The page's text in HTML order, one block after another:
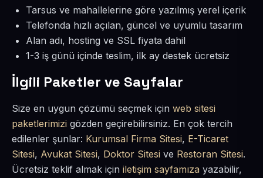
Tarsus ve mahallelerine göre yazılmış yerel içerik
Telefonda hızlı açılan, güncel ve uyumlu tasarım
Alan adı, hosting ve SSL fiyata dahil
1-3 iş günü içinde teslim, ilk ay destek ücretsiz
İlgili Paketler ve Sayfalar
Size en uygun çözümü seçmek için web sitesi
paketlerimizi gözden geçirebilirsiniz. En çok tercih
edilenler şunlar: Kurumsal Firma Sitesi, E-Ticaret
Sitesi, Avukat Sitesi, Doktor Sitesi ve Restoran Sitesi.
Ücretsiz teklif almak için iletişim sayfamıza yazabilir,